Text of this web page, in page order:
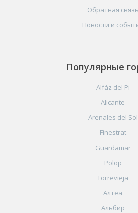
Обратная связь
Новости и
Популярные
Alfáz del Pi
Alicante
Arenales del Sol
Finestrat
Guardamar
Polop
Torrevieja
Алтеа
Альбир